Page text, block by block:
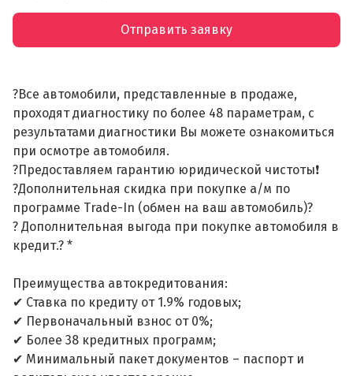
Отправить заявку
?Все автомобили, представленные в продаже,
проходят диагностику по более 48 параметрам, с
результатами диагностики Вы можете ознакомиться
при осмотре автомобиля.
?Предоставляем гарантию юридической чистоты❗
?Дополнительная скидка при покупке а/м по
программе Trade-In (обмен на ваш автомобиль)?
? Дополнительная выгода при покупке автомобиля в
кредит.? *
Преимущества автокредитования:
✔ Ставка по кредиту от 1.9% годовых;
✔ Первоначальный взнос от 0%;
✔ Более 38 кредитных программ;
✔ Минимальный пакет документов – паспорт и